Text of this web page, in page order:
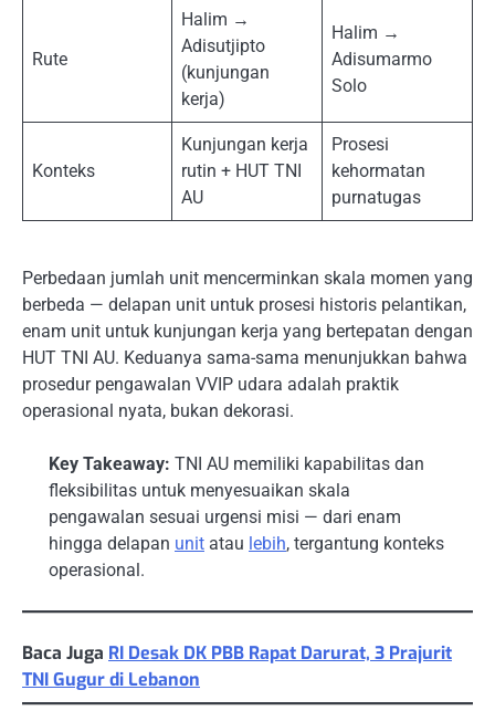
Rute
Halim →
Adisutjipto
(kunjungan
kerja)
Halim →
Adisumarmo
Solo
Konteks
Kunjungan kerja
rutin + HUT TNI
AU
Prosesi
kehormatan
purnatugas
Perbedaan jumlah unit mencerminkan skala momen yang
berbeda — delapan unit untuk prosesi historis pelantikan,
enam unit untuk kunjungan kerja yang bertepatan dengan
HUT TNI AU. Keduanya sama-sama menunjukkan bahwa
prosedur pengawalan VVIP udara adalah praktik
operasional nyata, bukan dekorasi.
Key Takeaway: TNI AU memiliki kapabilitas dan
fleksibilitas untuk menyesuaikan skala
pengawalan sesuai urgensi misi — dari enam
hingga delapan unit atau lebih, tergantung konteks
operasional.
Baca Juga RI Desak DK PBB Rapat Darurat, 3 Prajurit
TNI Gugur di Lebanon